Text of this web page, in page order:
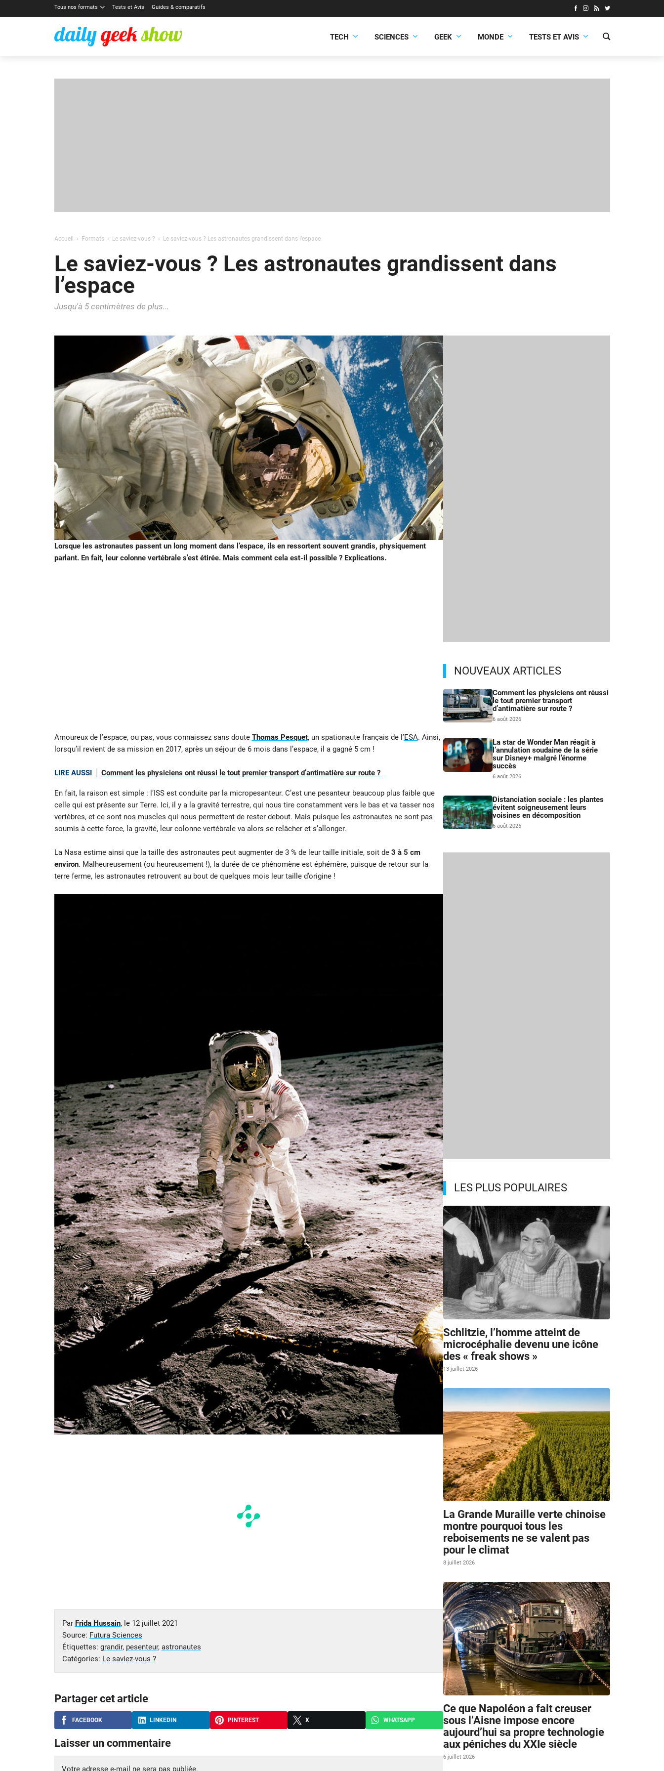
Tous nos formats Tests et Avis Guides & comparatifs
TECH SCIENCES GEEK MONDE TESTS ET AVIS
Accueil Formats Le saviez-vous ? Le saviez-vous ? Les astronautes grandissent dans l’espace
Le saviez-vous ? Les astronautes grandissent dans
l’espace
Jusqu'à 5 centimètres de plus...
Lorsque les astronautes passent un long moment dans l’espace, ils en ressortent souvent grandis, physiquement
parlant. En fait, leur colonne vertébrale s’est étirée. Mais comment cela est-il possible ? Explications.
Amoureux de l’espace, ou pas, vous connaissez sans doute Thomas Pesquet, un spationaute français de l’ESA. Ainsi,
lorsqu’il revient de sa mission en 2017, après un séjour de 6 mois dans l’espace, il a gagné 5 cm !
LIRE AUSSI Comment les physiciens ont réussi le tout premier transport d’antimatière sur route ?
En fait, la raison est simple : l’ISS est conduite par la micropesanteur. C’est une pesanteur beaucoup plus faible que
celle qui est présente sur Terre. Ici, il y a la gravité terrestre, qui nous tire constamment vers le bas et va tasser nos
vertèbres, et ce sont nos muscles qui nous permettent de rester debout. Mais puisque les astronautes ne sont pas
soumis à cette force, la gravité, leur colonne vertébrale va alors se relâcher et s’allonger.
La Nasa estime ainsi que la taille des astronautes peut augmenter de 3 % de leur taille initiale, soit de 3 à 5 cm
environ. Malheureusement (ou heureusement !), la durée de ce phénomène est éphémère, puisque de retour sur la
terre ferme, les astronautes retrouvent au bout de quelques mois leur taille d’origine !
Par Frida Hussain, le 12 juillet 2021
Source: Futura Sciences
Étiquettes: grandir, pesenteur, astronautes
Catégories: Le saviez-vous ?
Partager cet article
FACEBOOK LINKEDIN PINTEREST X WHATSAPP
Laisser un commentaire
Votre adresse e-mail ne sera pas publiée.
NOUVEAUX ARTICLES
Comment les physiciens ont réussi
le tout premier transport
d’antimatière sur route ?
6 août 2026
La star de Wonder Man réagit à
l’annulation soudaine de la série
sur Disney+ malgré l’énorme
succès
6 août 2026
Distanciation sociale : les plantes
évitent soigneusement leurs
voisines en décomposition
6 août 2026
LES PLUS POPULAIRES
Schlitzie, l’homme atteint de
microcéphalie devenu une icône
des « freak shows »
13 juillet 2026
La Grande Muraille verte chinoise
montre pourquoi tous les
reboisements ne se valent pas
pour le climat
8 juillet 2026
Ce que Napoléon a fait creuser
sous l’Aisne impose encore
aujourd’hui sa propre technologie
aux péniches du XXIe siècle
6 juillet 2026